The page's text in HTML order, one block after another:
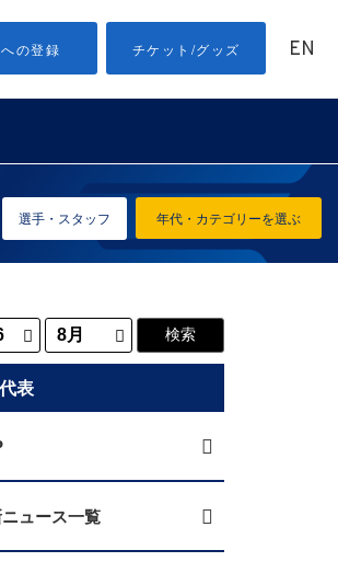
の登録 チケット/グッズ EN
年代・カテゴリーを選ぶ
選手・スタッフ
表
ュース一覧